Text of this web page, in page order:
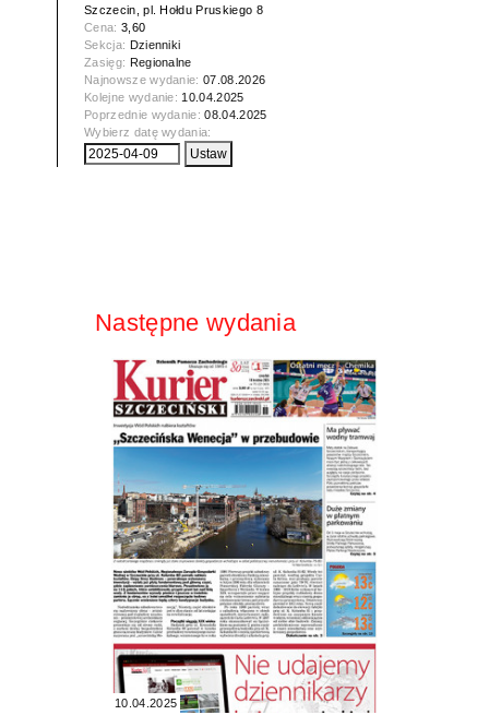
Szczecin, pl. Hołdu Pruskiego 8
Cena: 3,60
Sekcja: Dzienniki
Zasięg: Regionalne
Najnowsze wydanie:07.08.2026
Kolejne wydanie: 10.04.2025
Poprzednie wydanie:08.04.2025
Wybierz datę wydania:
Następne wydania
10.04.2025